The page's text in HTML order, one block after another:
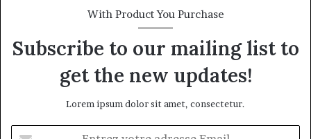
With Product You Purchase
Subscribe to our mailing list to
get the new updates!
Lorem ipsum dolor sit amet, consectetur.